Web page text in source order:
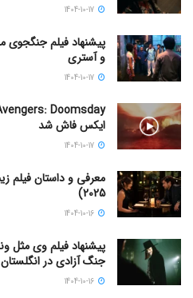
و آستری
ایکس فاش شد
2025)
جنگ آزادی در انگلستان